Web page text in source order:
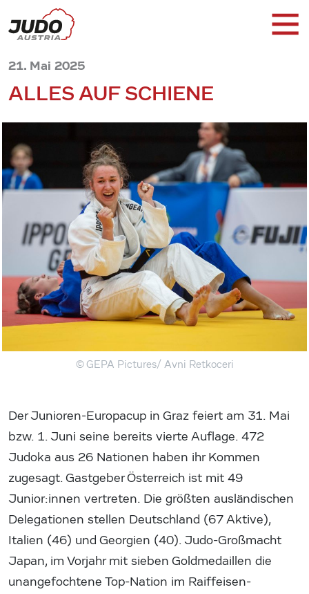
21. Mai 2025
ALLES AUF SCHIENE
© GEPA Pictures/ Avni Retkoceri
Der Junioren-Europacup in Graz feiert am 31. Mai
bzw. 1. Juni seine bereits vierte Auflage. 472
Judoka aus 26 Nationen haben ihr Kommen
zugesagt. Gastgeber Österreich ist mit 49
Junior:innen vertreten. Die größten ausländischen
Delegationen stellen Deutschland (67 Aktive),
Italien (46) und Georgien (40). Judo-Großmacht
Japan, im Vorjahr mit sieben Goldmedaillen die
unangefochtene Top-Nation im Raiffeisen-